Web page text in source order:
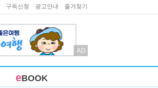
구독신청 광고안내 즐겨찾기
AD
eBOOK